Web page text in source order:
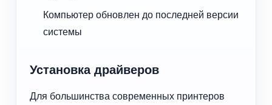
Компьютер обновлен до последней версии
системы
Установка драйверов
Для большинства современных принтеров